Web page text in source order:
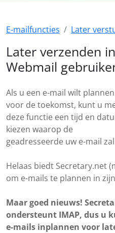
E-mailfuncties Later
Later verzenden
Webmail
Als u een e-mail wilt plannen
voor de toekomst, kunt u
deze functie een tijd en
kiezen waarop de
geadresseerde uw e-mail
Helaas biedt Secretary.net
om e-mails te plannen in
Maar goed nieuws!
ondersteunt IMAP, dus u
e-mails inplannen voor